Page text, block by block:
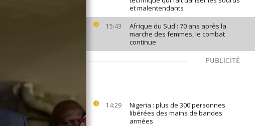
et malentendants
15:43
Afrique du Sud : 70 ans après la
marche des femmes, le combat
continue
PUBLICITÉ
14:29
Nigeria : plus de 300 personnes
libérées des mains de bandes
armées